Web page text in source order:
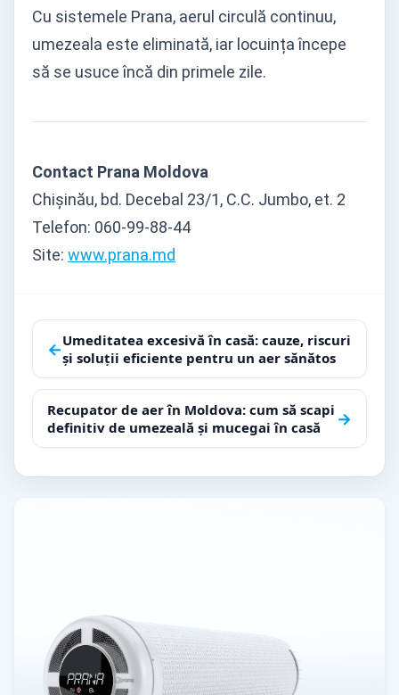
Cu sistemele Prana, aerul circulă continuu,
umezeala este eliminată, iar locuința începe
să se usuce încă din primele zile.
Contact Prana Moldova
Chișinău, bd. Decebal 23/1, C.C. Jumbo, et. 2
Telefon: 060-99-88-44
Site: www.prana.md
Navigare
în
articole
←Umeditatea excesivă în casă: cauze, riscuri
și soluții eficiente pentru un aer sănătos
Recupator de aer în Moldova: cum să scapi
definitiv de umezeală și mucegai în casă
→